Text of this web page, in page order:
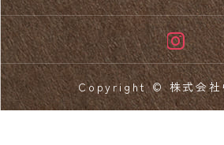
Copyright © 株式会社